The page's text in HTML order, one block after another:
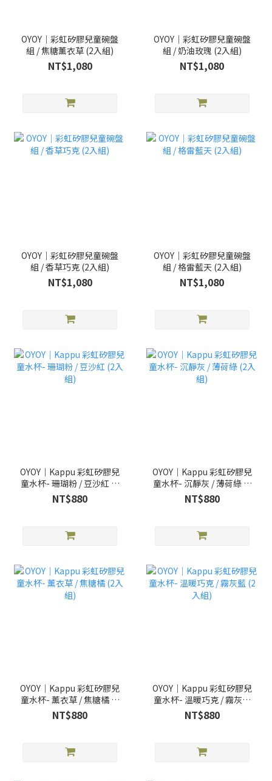
OYOY｜彩虹矽膠兒童碗盤
組 / 焦糖薰衣草 (2入組)
NT$1,080
OYOY｜彩虹矽膠兒童碗盤
組 / 奶油玫瑰 (2入組)
NT$1,080
OYOY｜彩虹矽膠兒童碗盤
組 / 香草巧克 (2入組)
NT$1,080
OYOY｜彩虹矽膠兒童碗盤
組 / 格雷藍天 (2入組)
NT$1,080
OYOY｜Kappu 彩虹矽膠兒
童水杯- 珊瑚粉 / 豆沙紅 (2
入組)
NT$880
OYOY｜Kappu 彩虹矽膠兒
童水杯- 沉靜灰 / 薄荷綠 (2
入組)
NT$880
OYOY｜Kappu 彩虹矽膠兒
童水杯- 薰衣草 / 焦糖橘 (2
入組)
NT$880
OYOY｜Kappu 彩虹矽膠兒
童水杯- 溫暖巧克 / 霧灰藍
(2入組)
NT$880